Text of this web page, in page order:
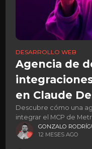
DESARROLLO WEB
Agencia de
en Claude
Descubre cómo una
integrar el MCP de
GONZALO
12 MESES AGO